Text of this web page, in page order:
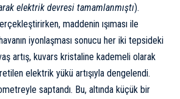
elektrik devresi tamamlanmıştı).
maddenin ışıması ile
iyonlaşması sonucu her iki tepsideki
artış, kuvars kristaline kademeli olarak
elektrik yükü artışıyla dengelendi.
saptandı. Bu, altında küçük bir